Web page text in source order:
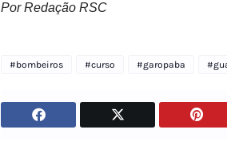
Por Redação RSC
#bombeiros #curso #garopaba